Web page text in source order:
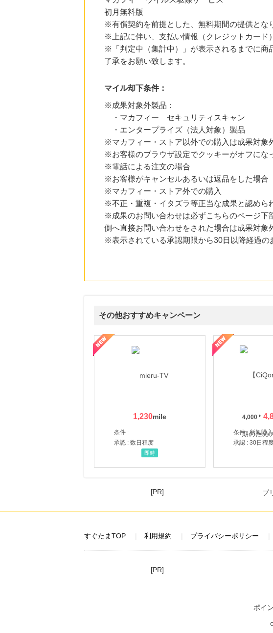
初月無料版
※有償契約を前提とした、無料期間の提供とな
※上記に伴い、支払い情報（クレジットカード
※「判定中（集計中）」が表示されるまでに商
了承をお願い致します。
マイル却下条件：
※成果対象外製品：
・マカフィー セキュリティスキャン
・エンタープライズ（法人対象）製品
※マカフィー・ストア以外での購入は成果対象
※お客様のブラウザ設定でクッキーがオフにな
※電話による注文の場合
※お客様がキャンセルあるいは返品をした場合
※マカフィー・ストア外での購入
※不正・重複・イタズラ等正当な成果と認めら
※成果のお問い合わせは必ずこちらのページ下
側へ直接お問い合わせをされた場合は成果対象
※表示されている承認期限から30日以降経過の
その他おすすめキャンペーン
1,230
条件 :
承認 : 数日程度
即時
4,000
条件 : 新規購入
承認 : 30日程
【LOJEL公式サイト】スーツケース・バッグ
【ロデオドライブ】創業70年の信頼と高価買
[PR]
すぐたまTOP 利用規約 プライバシーポリシー
[PR]
ポイ